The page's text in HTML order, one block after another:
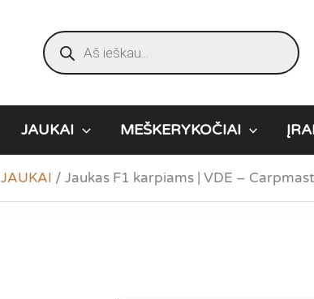
Products
search
JAUKAI MEŠKERYKOČIAI
JAUKAI / Jaukas F1 karpiams | VDE –